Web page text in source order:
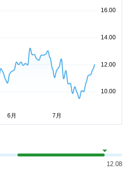
12.08